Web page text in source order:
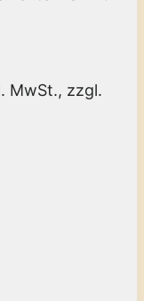
MwSt., zzgl.